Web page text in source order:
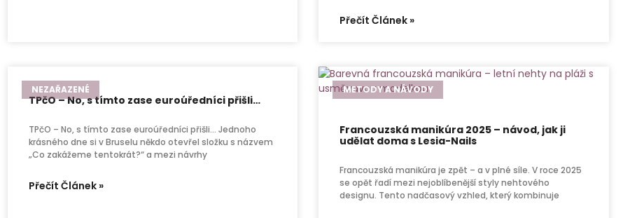
Přečít Článek »
NEZAŘAZENÉ
TPčO – No, s tímto zase euroúředníci přišli…
TPčO – No, s tímto zase euroúředníci přišli… Jednoho
krásného dne si v Bruselu někdo otevřel složku s názvem
„Co zakážeme tentokrát?“ a mezi návrhy
Přečít Článek »
METODY A NÁVODY
Francouzská manikúra 2025 – návod, jak ji
udělat doma s Lesia-Nails
Francouzská manikúra je zpět – a v plné síle. V roce 2025
se opět řadí mezi nejoblíbenější styly nehtového
designu. Tento nadčasový vzhled, který kombinuje